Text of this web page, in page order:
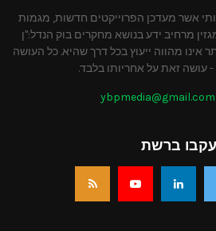
אשר מעדכן הפרוייקטים חדשות, מגמות
מרחיב ידע בנושא מחקרים בוק הנדל:"ן
אינו מהווה ייעוץ בכל דרך שהיא. כל העושה
עושה זאת על אחריותו בלבד.
ybpmedia@gmail.com
עקבו ברשת